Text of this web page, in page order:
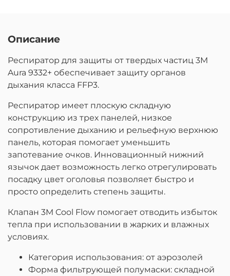
Описание
Респиратор для защиты от твердых частиц 3M
Aura 9332+ обеспечивает защиту органов
дыхания класса FFP3.
Респиратор имеет плоскую складную
конструкцию из трех панелей, низкое
сопротивление дыханию и рельефную верхнюю
панель, которая помогает уменьшить
запотевание очков. Инновационный нижний
язычок дает возможность легко отрегулировать
посадку цвет оголовья позволяет быстро и
просто определить степень защиты.
Клапан 3M Cool Flow помогает отводить избыток
тепла при использовании в жарких и влажных
условиях.
Категория использования: от аэрозолей
Форма фильтрующей полумаски: складной